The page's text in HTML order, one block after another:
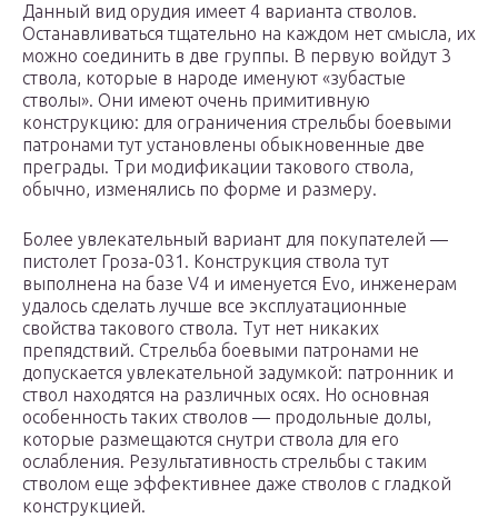
Данный вид орудия имеет 4 варианта стволов.
Останавливаться тщательно на каждом нет смысла, их
можно соединить в две группы. В первую войдут 3
ствола, которые в народе именуют «зубастые
стволы». Они имеют очень примитивную
конструкцию: для ограничения стрельбы боевыми
патронами тут установлены обыкновенные две
преграды. Три модификации такового ствола,
обычно, изменялись по форме и размеру.
Более увлекательный вариант для покупателей —
пистолет Гроза-031. Конструкция ствола тут
выполнена на базе V4 и именуется Evo, инженерам
удалось сделать лучше все эксплуатационные
свойства такового ствола. Тут нет никаких
препядствий. Стрельба боевыми патронами не
допускается увлекательной задумкой: патронник и
ствол находятся на различных осях. Но основная
особенность таких стволов — продольные долы,
которые размещаются снутри ствола для его
ослабления. Результативность стрельбы с таким
стволом еще эффективнее даже стволов с гладкой
конструкцией.